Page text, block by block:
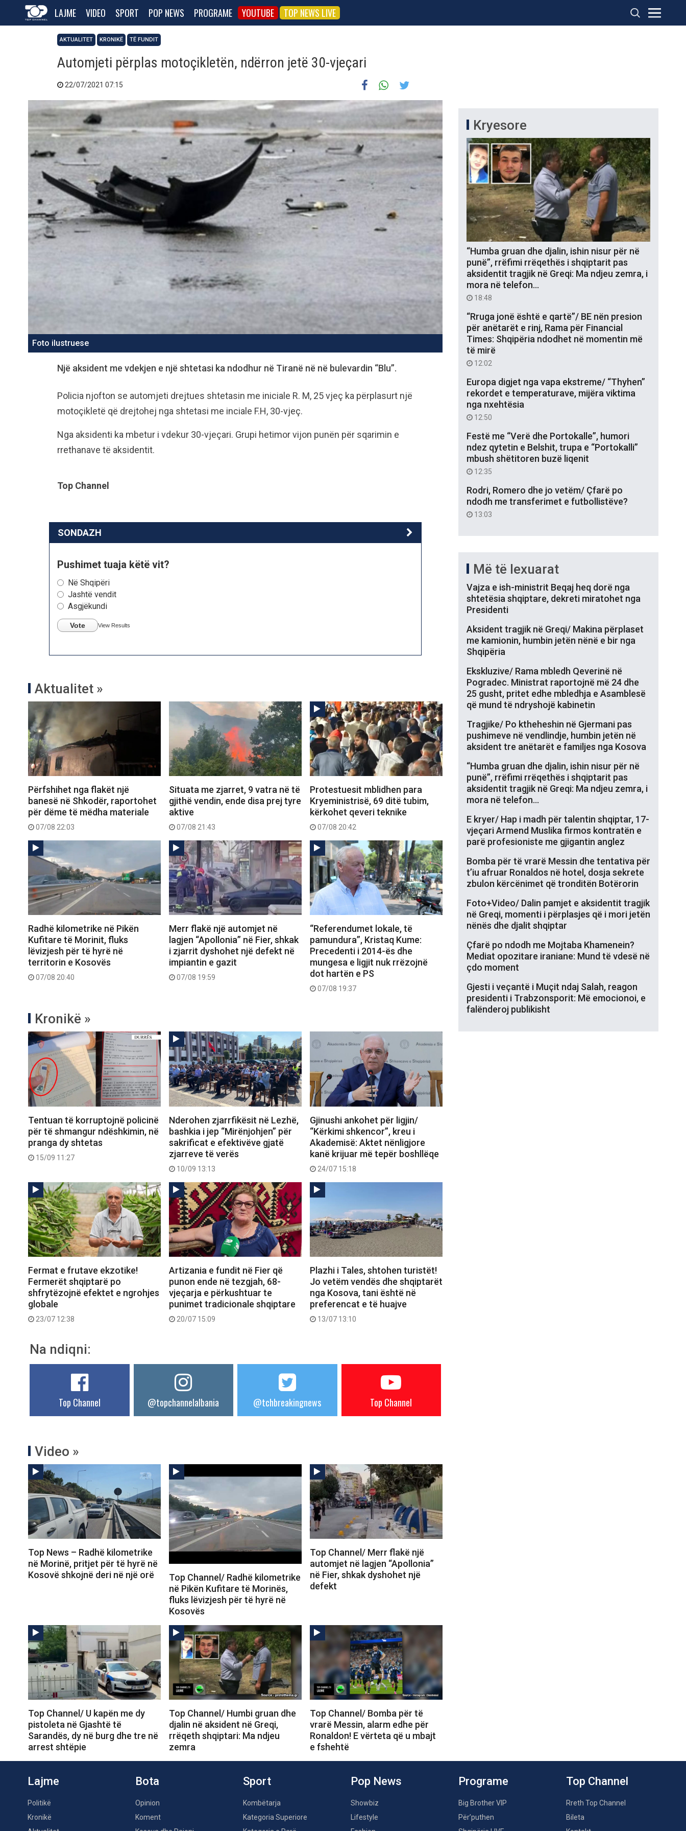
LAJME VIDEO SPORT POP NEWS PROGRAME YOUTUBE TOP NEWS LIVE
AKTUALITET KRONIKË TË FUNDIT
Automjeti përplas motoçikletën, ndërron jetë 30-vjeçari
22/07/2021 07:15
Foto ilustruese
Një aksident me vdekjen e një shtetasi ka ndodhur në Tiranë në në bulevardin “Blu”.
Policia njofton se automjeti drejtues shtetasin me iniciale R. M, 25 vjeç ka përplasurt një
motoçikletë që drejtohej nga shtetasi me inciale F.H, 30-vjeç.
Nga aksidenti ka mbetur i vdekur 30-vjeçari. Grupi hetimor vijon punën për sqarimin e
rrethanave të aksidentit.
Top Channel
SONDAZH
Pushimet tuaja këtë vit?
Në Shqipëri
Jashtë vendit
Asgjëkundi
Vote View Results
Aktualitet »
Përfshihet nga flakët një
banesë në Shkodër, raportohet
për dëme të mëdha materiale
07/08 22:03
Situata me zjarret, 9 vatra në të
gjithë vendin, ende disa prej tyre
aktive
07/08 21:43
Protestuesit mblidhen para
Kryeministrisë, 69 ditë tubim,
kërkohet qeveri teknike
07/08 20:42
Radhë kilometrike në Pikën
Kufitare të Morinit, fluks
lëvizjesh për të hyrë në
territorin e Kosovës
07/08 20:40
Merr flakë një automjet në
lagjen “Apollonia” në Fier, shkak
i zjarrit dyshohet një defekt në
impiantin e gazit
07/08 19:59
“Referendumet lokale, të
pamundura”, Kristaq Kume:
Precedenti i 2014-ës dhe
mungesa e ligjit nuk rrëzojnë
dot hartën e PS
07/08 19:37
Kronikë »
Tentuan të korruptojnë policinë
për të shmangur ndëshkimin, në
pranga dy shtetas
15/09 11:27
Nderohen zjarrfikësit në Lezhë,
bashkia i jep “Mirënjohjen” për
sakrificat e efektivëve gjatë
zjarreve të verës
10/09 13:13
Gjinushi ankohet për ligjin/
“Kërkimi shkencor”, kreu i
Akademisë: Aktet nënligjore
kanë krijuar më tepër boshllëqe
24/07 15:18
Fermat e frutave ekzotike!
Fermerët shqiptarë po
shfrytëzojnë efektet e ngrohjes
globale
23/07 12:38
Artizania e fundit në Fier që
punon ende në tezgjah, 68-
vjeçarja e përkushtuar te
punimet tradicionale shqiptare
20/07 15:09
Plazhi i Tales, shtohen turistët!
Jo vetëm vendës dhe shqiptarët
nga Kosova, tani është në
preferencat e të huajve
13/07 13:10
Na ndiqni:
Top Channel @topchannelalbania @tchbreakingnews Top Channel
Video »
Top News – Radhë kilometrike
në Morinë, pritjet për të hyrë në
Kosovë shkojnë deri në një orë
Top Channel/ Radhë kilometrike
në Pikën Kufitare të Morinës,
fluks lëvizjesh për të hyrë në
Kosovës
Top Channel/ Merr flakë një
automjet në lagjen “Apollonia”
në Fier, shkak dyshohet një
defekt
Top Channel/ U kapën me dy
pistoleta në Gjashtë të
Sarandës, dy në burg dhe tre në
arrest shtëpie
Top Channel/ Humbi gruan dhe
djalin në aksident në Greqi,
rrëqeth shqiptari: Ma ndjeu
zemra
Top Channel/ Bomba për të
vrarë Messin, alarm edhe për
Ronaldon! E vërteta që u mbajt
e fshehtë
Kryesore
“Humba gruan dhe djalin, ishin nisur për në
punë”, rrëfimi rrëqethës i shqiptarit pas
aksidentit tragjik në Greqi: Ma ndjeu zemra, i
mora në telefon…
18:48
“Rruga jonë është e qartë”/ BE nën presion
për anëtarët e rinj, Rama për Financial
Times: Shqipëria ndodhet në momentin më
të mirë
12:02
Europa digjet nga vapa ekstreme/ “Thyhen”
rekordet e temperaturave, mijëra viktima
nga nxehtësia
12:50
Festë me “Verë dhe Portokalle”, humori
ndez qytetin e Belshit, trupa e “Portokalli”
mbush shëtitoren buzë liqenit
12:35
Rodri, Romero dhe jo vetëm/ Çfarë po
ndodh me transferimet e futbollistëve?
13:03
Më të lexuarat
Vajza e ish-ministrit Beqaj heq dorë nga
shtetësia shqiptare, dekreti miratohet nga
Presidenti
Aksident tragjik në Greqi/ Makina përplaset
me kamionin, humbin jetën nënë e bir nga
Shqipëria
Ekskluzive/ Rama mbledh Qeverinë në
Pogradec. Ministrat raportojnë më 24 dhe
25 gusht, pritet edhe mbledhja e Asamblesë
që mund të ndryshojë kabinetin
Tragjike/ Po ktheheshin në Gjermani pas
pushimeve në vendlindje, humbin jetën në
aksident tre anëtarët e familjes nga Kosova
“Humba gruan dhe djalin, ishin nisur për në
punë”, rrëfimi rrëqethës i shqiptarit pas
aksidentit tragjik në Greqi: Ma ndjeu zemra, i
mora në telefon…
E kryer/ Hap i madh për talentin shqiptar, 17-
vjeçari Armend Muslika firmos kontratën e
parë profesioniste me gjigantin anglez
Bomba për të vrarë Messin dhe tentativa për
t’iu afruar Ronaldos në hotel, dosja sekrete
zbulon kërcënimet që tronditën Botërorin
Foto+Video/ Dalin pamjet e aksidentit tragjik
në Greqi, momenti i përplasjes që i mori jetën
nënës dhe djalit shqiptar
Çfarë po ndodh me Mojtaba Khamenein?
Mediat opozitare iraniane: Mund të vdesë në
çdo moment
Gjesti i veçantë i Muçit ndaj Salah, reagon
presidenti i Trabzonsporit: Më emocionoi, e
falënderoj publikisht
Lajme
Politikë
Kronikë
Bota
Opinion
Koment
Sport
Kombëtarja
Kategoria Superiore
Pop News
Showbiz
Lifestyle
Programe
Big Brother VIP
Për’puthen
Top Channel
Rreth Top Channel
Bileta